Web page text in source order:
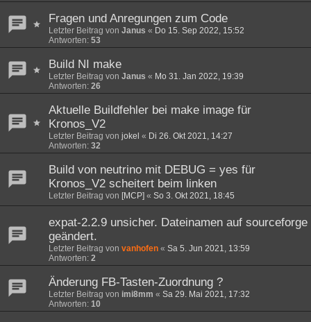
Fragen und Anregungen zum Code
Letzter Beitrag von Janus « Do 15. Sep 2022, 15:52
Antworten: 53
Build NI make
Letzter Beitrag von Janus « Mo 31. Jan 2022, 19:39
Antworten: 26
Aktuelle Buildfehler bei make image für
Kronos_V2
Letzter Beitrag von jokel « Di 26. Okt 2021, 14:27
Antworten: 32
Build von neutrino mit DEBUG = yes für
Kronos_V2 scheitert beim linken
Letzter Beitrag von [MCP] « So 3. Okt 2021, 18:45
expat-2.2.9 unsicher. Dateinamen auf sourceforge
geändert.
Letzter Beitrag von vanhofen « Sa 5. Jun 2021, 13:59
Antworten: 2
Änderung FB-Tasten-Zuordnung ?
Letzter Beitrag von imi8mm « Sa 29. Mai 2021, 17:32
Antworten: 10